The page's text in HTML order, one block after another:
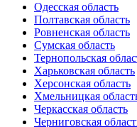
Одесская область
Полтавская область
Ровненская область
Сумская область
Тернопольская
Харьковская область
Херсонская область
Хмельницкая
Черкасская область
Черниговская